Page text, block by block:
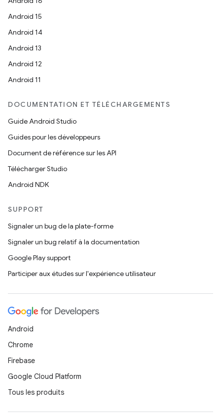
Android 15
Android 14
Android 13
Android 12
Android 11
DOCUMENTATION ET TÉLÉCHARGEMENTS
Guide Android Studio
Guides pour les développeurs
Document de référence sur les API
Télécharger Studio
Android NDK
SUPPORT
Signaler un bug de la plate-forme
Signaler un bug relatif à la documentation
Google Play support
Participer aux études sur l'expérience utilisateur
Android
Chrome
Firebase
Google Cloud Platform
Tous les produits